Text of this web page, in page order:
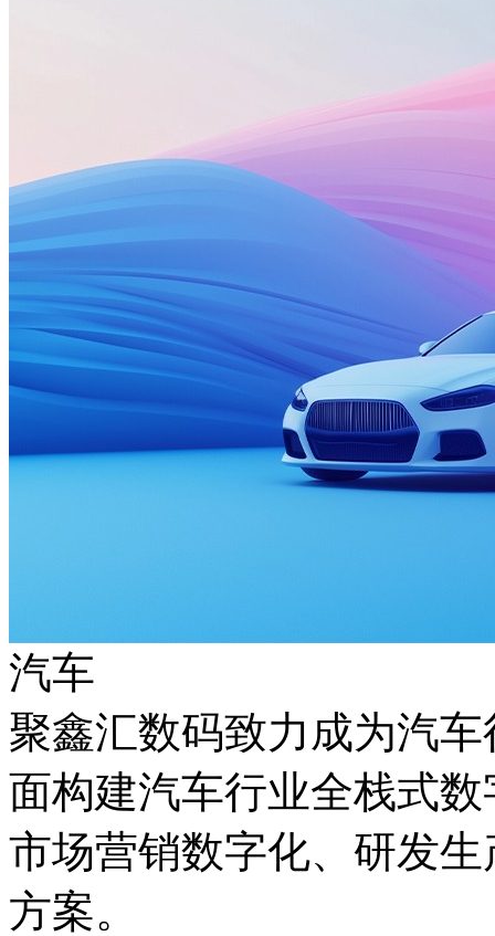
汽车
聚鑫汇数码致力成为汽车
面构建汽车行业全栈式数字
市场营销数字化、研发
方案。